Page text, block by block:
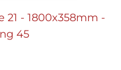
21 - 1800x358mm -
45